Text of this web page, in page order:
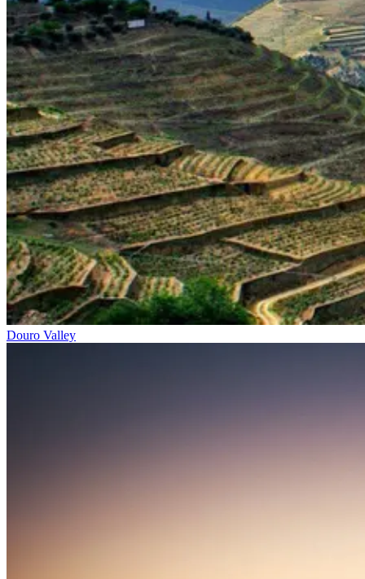
Mais da Região Vinícola do Alentejo e Castelos
8 Dias|4/5
Douro Valley